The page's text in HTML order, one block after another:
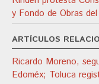
y Fondo de Obras
ARTÍCULOS
Ricardo Moreno,
Edoméx; Toluca